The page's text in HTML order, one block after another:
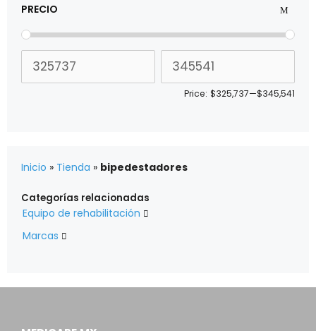
PRECIO
Price: $325,737—$345,541
Inicio » Tienda » bipedestadores
Categorías relacionadas
Equipo de rehabilitación 
Marcas 